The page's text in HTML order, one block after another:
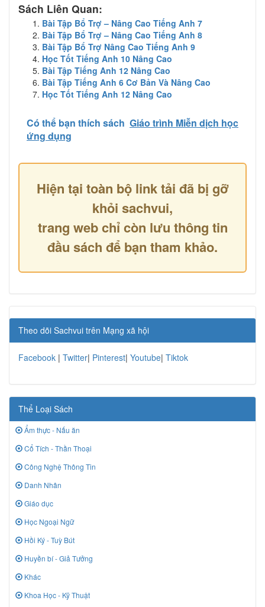
Sách Liên Quan:
Bài Tập Bổ Trợ – Nâng Cao Tiếng Anh 7
Bài Tập Bổ Trợ – Nâng Cao Tiếng Anh 8
Bài Tập Bổ Trợ Nâng Cao Tiếng Anh 9
Học Tốt Tiếng Anh 10 Nâng Cao
Bài Tập Tiếng Anh 12 Nâng Cao
Bài Tập Tiếng Anh 6 Cơ Bản Và Nâng Cao
Học Tốt Tiếng Anh 12 Nâng Cao
Có thể bạn thích sách Giáo trình Miễn dịch học
ứng dụng
Hiện tại toàn bộ link tải đã bị gỡ
khỏi sachvui,
trang web chỉ còn lưu thông tin
đầu sách để bạn tham khảo.
Theo dõi Sachvui trên Mạng xã hội
Facebook | Twitter| Pinterest| Youtube| Tiktok
Thể Loại Sách
Ẩm thực - Nấu ăn
Cổ Tích - Thần Thoại
Công Nghệ Thông Tin
Danh Nhân
Giáo dục
Học Ngoại Ngữ
Hồi Ký - Tuỳ Bút
Huyền bí - Giả Tưởng
Khác
Khoa Học - Kỹ Thuật